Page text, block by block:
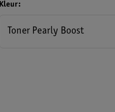
Kleur
Toner Pearly Boost